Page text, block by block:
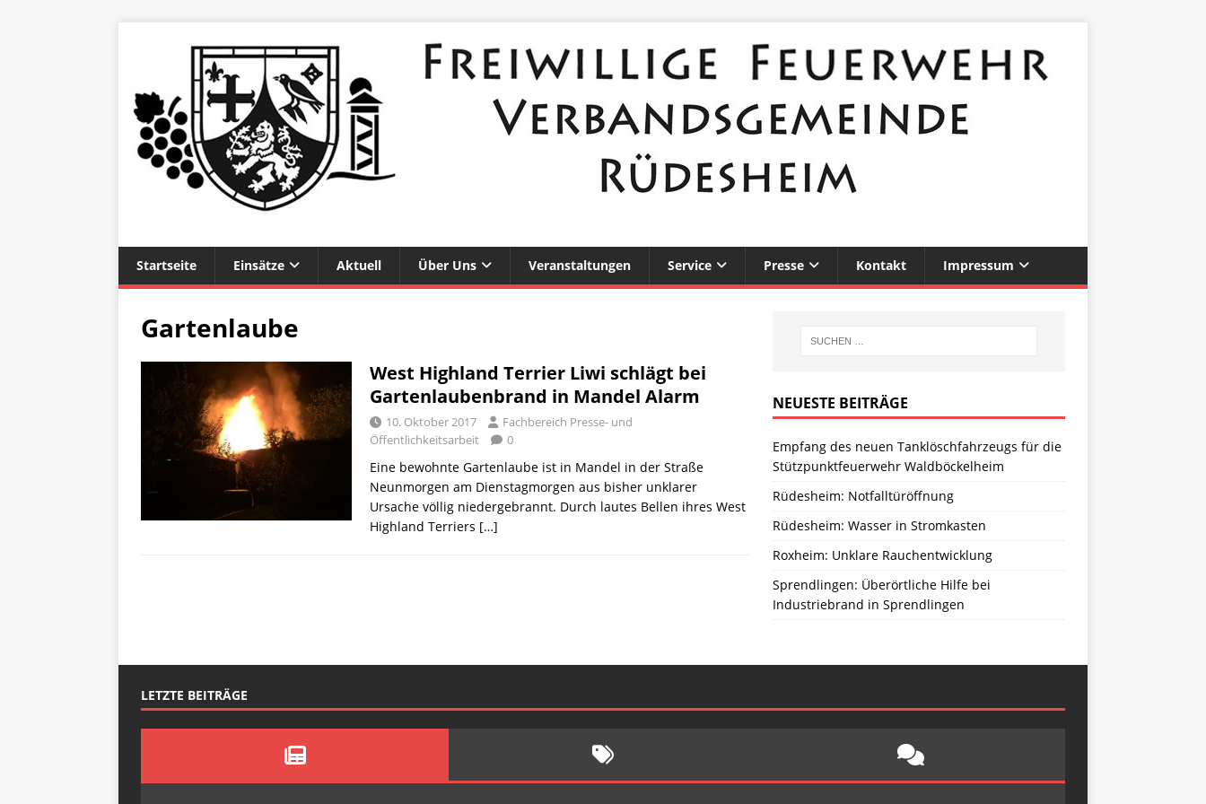
Startseite Einsätze Aktuell Über Uns Veranstaltungen Service Presse Kontakt Impressum
Gartenlaube
West Highland Terrier Liwi schlägt bei
Gartenlaubenbrand in Mandel Alarm
10. Oktober 2017
Fachbereich Presse- und
Öffentlichkeitsarbeit
0
Eine bewohnte Gartenlaube ist in Mandel in der Straße
Neunmorgen am Dienstagmorgen aus bisher unklarer
Ursache völlig niedergebrannt. Durch lautes Bellen ihres West
Highland Terriers […]
NEUESTE BEITRÄGE
Empfang des neuen Tanklöschfahrzeugs für die
Stützpunktfeuerwehr Waldböckelheim
Rüdesheim: Notfalltüröffnung
Rüdesheim: Wasser in Stromkasten
Roxheim: Unklare Rauchentwicklung
Sprendlingen: Überörtliche Hilfe bei
Industriebrand in Sprendlingen
LETZTE BEITRÄGE